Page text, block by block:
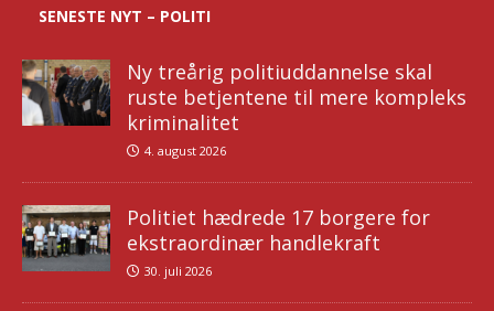
SENESTE NYT – POLITI
Ny treårig politiuddannelse skal
ruste betjentene til mere kompleks
kriminalitet
4. august 2026
Politiet hædrede 17 borgere for
ekstraordinær handlekraft
30. juli 2026